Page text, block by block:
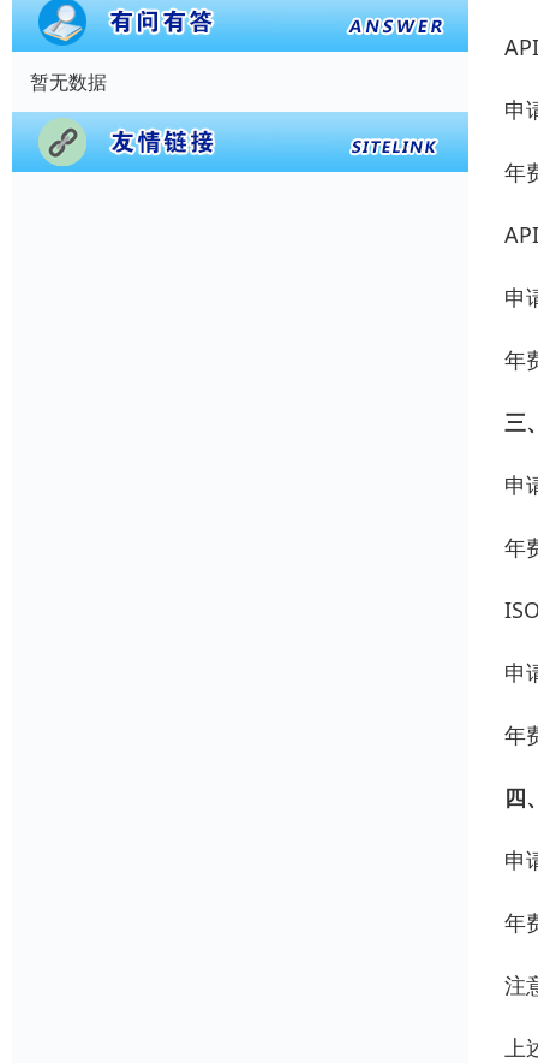
暂无数据
申
年
申
年
三
申
年
申
年
四
申
年
注
上